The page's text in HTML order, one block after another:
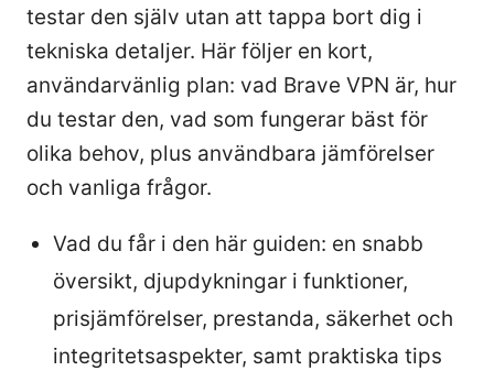
testar den själv utan att tappa bort dig i
tekniska detaljer. Här följer en kort,
användarvänlig plan: vad Brave VPN är, hur
du testar den, vad som fungerar bäst för
olika behov, plus användbara jämförelser
och vanliga frågor.
Vad du får i den här guiden: en snabb
översikt, djupdykningar i funktioner,
prisjämförelser, prestanda, säkerhet och
integritetsaspekter, samt praktiska tips